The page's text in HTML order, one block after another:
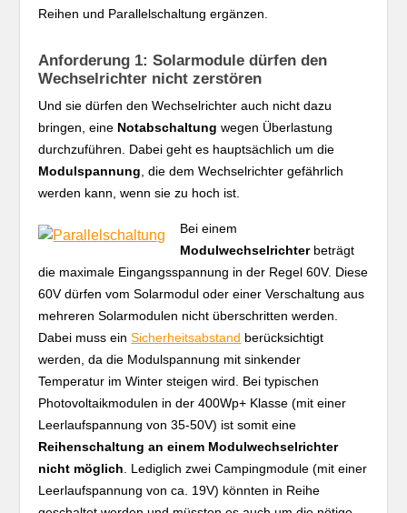
Reihen und Parallelschaltung ergänzen.
Anforderung 1: Solarmodule dürfen den
Wechselrichter nicht zerstören
Und sie dürfen den Wechselrichter auch nicht dazu
bringen, eine Notabschaltung wegen Überlastung
durchzuführen. Dabei geht es hauptsächlich um die
Modulspannung , die dem Wechselrichter gefährlich
werden kann, wenn sie zu hoch ist.
Bei einem
Modulwechselrichterbeträgt
die maximale Eingangsspannung in der Regel 60V. Diese
60V dürfen vom Solarmodul oder einer Verschaltung aus
mehreren Solarmodulen nicht überschritten werden.
Dabei muss einSicherheitsabstand berücksichtigt
werden, da die Modulspannung mit sinkender
Temperatur im Winter steigen wird. Bei typischen
Photovoltaikmodulen in der 400Wp+ Klasse (mit einer
Leerlaufspannung von 35-50V) ist somit eine
Reihenschaltung an einem Modulwechselrichter
nicht möglich . Lediglich zwei Campingmodule (mit einer
Leerlaufspannung von ca. 19V) könnten in Reihe